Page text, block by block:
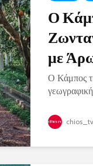
Ο
με
Ο Κάμπος
chios_tv